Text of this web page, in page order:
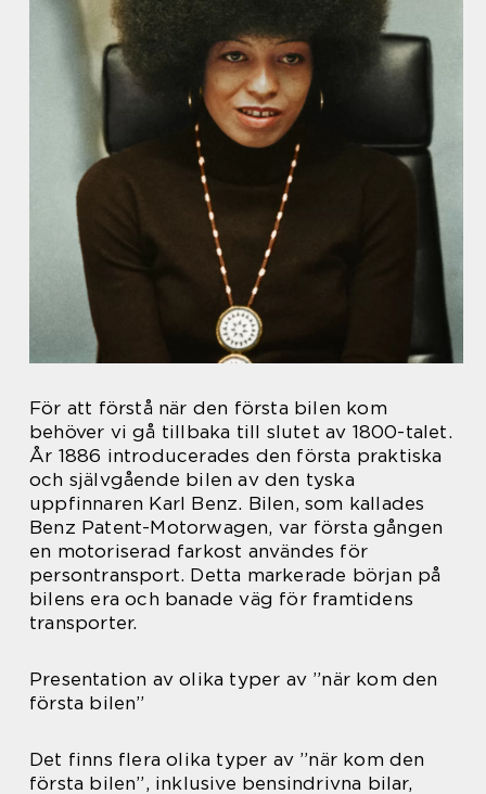
För att förstå när den första bilen kom
behöver vi gå tillbaka till slutet av 1800-talet.
År 1886 introducerades den första praktiska
och självgående bilen av den tyska
uppfinnaren Karl Benz. Bilen, som kallades
Benz Patent-Motorwagen, var första gången
en motoriserad farkost användes för
persontransport. Detta markerade början på
bilens era och banade väg för framtidens
transporter.
Presentation av olika typer av ”när kom den
första bilen”
Det finns flera olika typer av ”när kom den
första bilen”, inklusive bensindrivna bilar,